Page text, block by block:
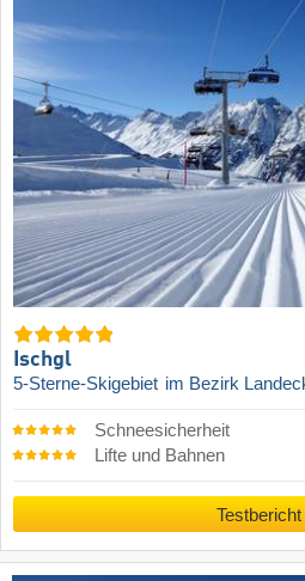
Ischgl
5-Sterne-Skigebiet im Bezirk
Schneesicherheit
Lifte und Bahnen
Testbericht